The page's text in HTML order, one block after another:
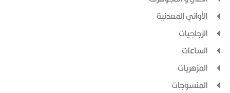
الأواني المعدنية
الزجاجيات
الساعات
المزهريات
المنسوجات